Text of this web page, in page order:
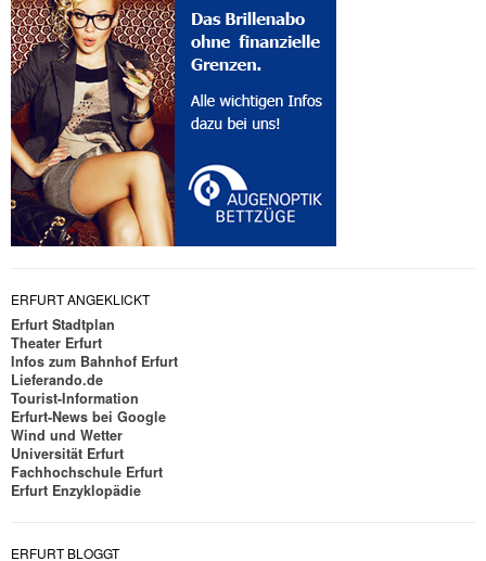
ERFURT ANGEKLICKT
Erfurt Stadtplan
Theater Erfurt
Infos zum Bahnhof Erfurt
Lieferando.de
Tourist-Information
Erfurt-News bei Google
Wind und Wetter
Universität Erfurt
Fachhochschule Erfurt
Erfurt Enzyklopädie
ERFURT BLOGGT